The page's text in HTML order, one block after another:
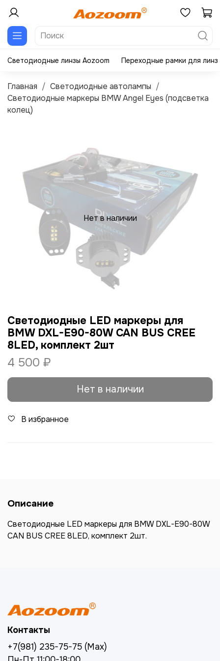
Светодиодные линзы Aozoom Переходные рамки для линз
Главная
Светодиодные автолампы
Светодиодные маркеры BMW Angel Eyes (подсветка
колец)
Нет в наличии
Светодиодные LED маркеры для
BMW DXL-E90-80W CAN BUS CREE
8LED, комплект 2шт
4 500 ₽
Нет в наличии
В избранное
Описание
Светодиодные LED маркеры для BMW DXL-E90-80W
CAN BUS CREE 8LED, комплект 2шт.
Контакты
+7(981) 235-75-75 (Max)